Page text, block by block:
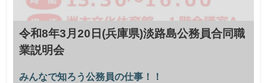
令和8年3月20日(兵庫県)淡路島公務員合同職
業説明会
みんなで知ろう公務員の仕事！！